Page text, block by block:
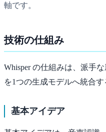
軸です。
技術の仕組み
Whisper の仕組みは、派手
を1つの生成モデルへ統合す
基本アイデア